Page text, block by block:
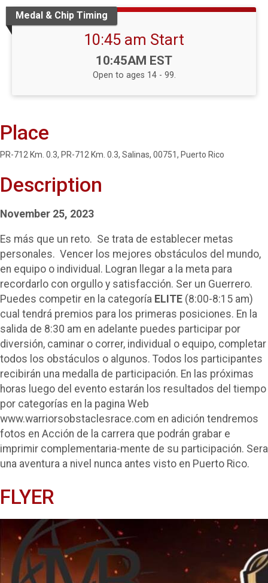
Medal & Chip Timing
10:45 am Start
Time:
10:45AM EST
Open to ages 14 - 99.
Place
PR-712 Km. 0.3, PR-712 Km. 0.3, Salinas, 00751, Puerto Rico
Description
November 25, 2023
Es más que un reto. Se trata de establecer metas
personales. Vencer los mejores obstáculos del mundo,
en equipo o individual. Logran llegar a la meta para
recordarlo con orgullo y satisfacción. Ser un Guerrero.
Puedes competir en la categoría ELITE (8:00-8:15 am)
cual tendrá premios para los primeras posiciones. En la
salida de 8:30 am en adelante puedes participar por
diversión, caminar o correr, individual o equipo, completar
todos los obstáculos o algunos. Todos los participantes
recibirán una medalla de participación. En las próximas
horas luego del evento estarán los resultados del tiempo
por categorías en la pagina Web
www.warriorsobstaclesrace.com en adición tendremos
fotos en Acción de la carrera que podrán grabar e
imprimir complementaria-mente de su participación. Sera
una aventura a nivel nunca antes visto en Puerto Rico.
FLYER